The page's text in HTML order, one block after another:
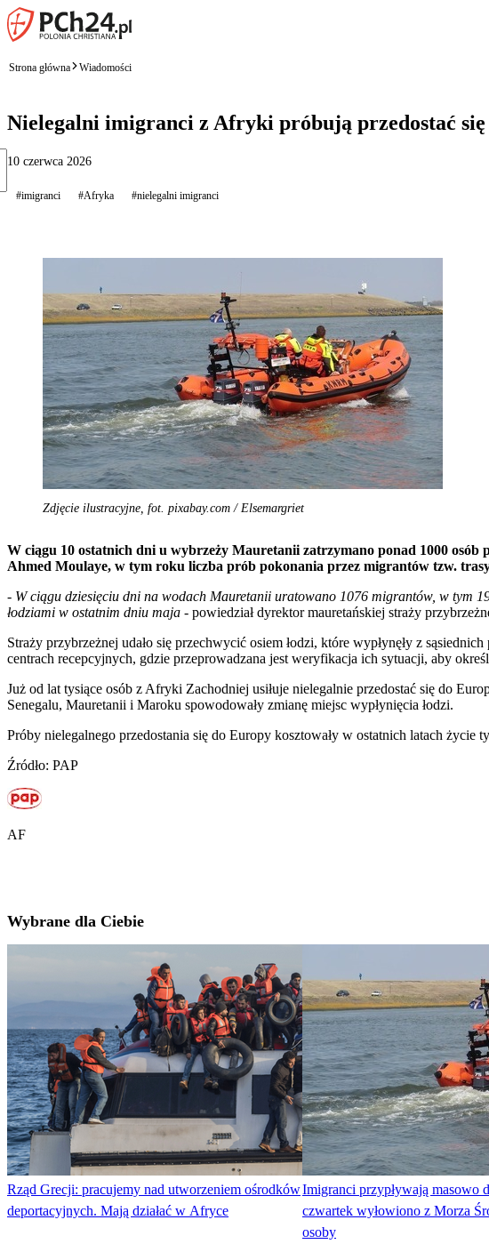
Strona główna Wiadomości
Nielegalni imigranci z Afryki próbują przedostać
10 czerwca 2026
#imigranci #Afryka #nielegalni imigranci
Zdjęcie ilustracyjne, fot. pixabay.com / Elsemargriet
W ciągu 10 ostatnich dni u wybrzeży Mauretanii zatrzymano ponad 1000
Ahmed Moulaye, w tym roku liczba prób pokonania przez migrantów tzw.
- W ciągu dziesięciu dni na wodach Mauretanii uratowano 1076 migrantów, w tym
łodziami w ostatnim dniu maja - powiedział dyrektor mauretańskiej straży
Straży przybrzeżnej udało się przechwycić osiem łodzi, które wypłynęły z
centrach recepcyjnych, gdzie przeprowadzana jest weryfikacja ich sytuacji, aby
Już od lat tysiące osób z Afryki Zachodniej usiłuje nielegalnie przedostać się do
Senegalu, Mauretanii i Maroku spowodowały zmianę miejsc wypłynięcia łodzi.
Próby nielegalnego przedostania się do Europy kosztowały w ostatnich latach życie
Źródło: PAP
AF
Wybrane dla Ciebie
Rząd Grecji: pracujemy nad utworzeniem ośrodków
deportacyjnych. Mają działać w Afryce
Imigranci przypływają masowo
czwartek wyłowiono z Morza
osoby